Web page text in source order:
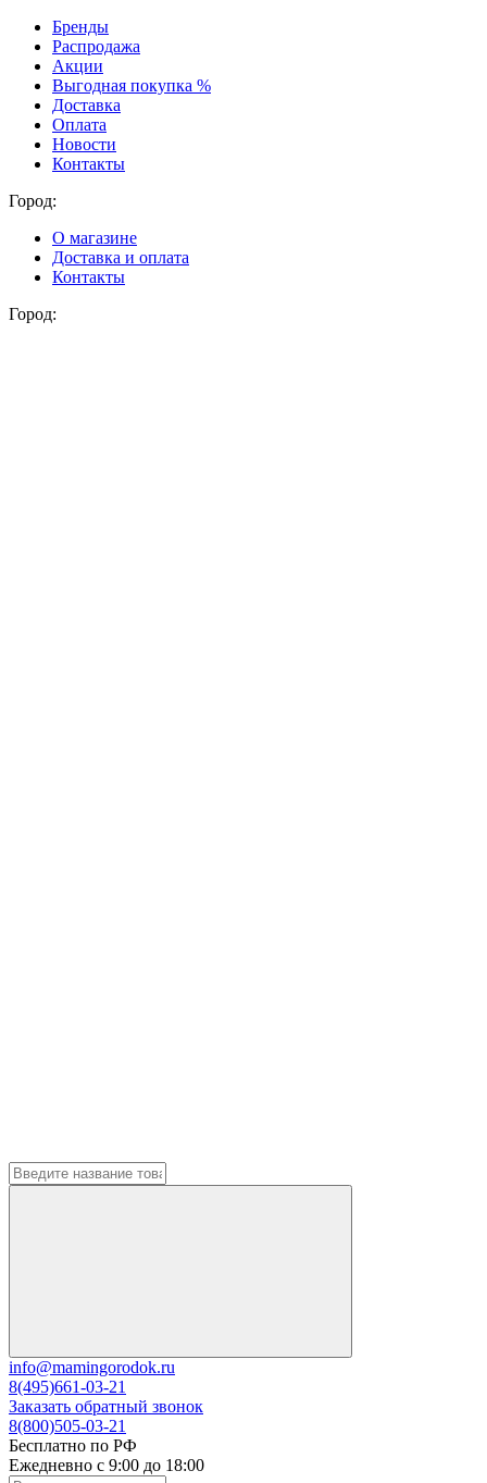
Бренды
Распродажа
Акции
Выгодная покупка %
Доставка
Оплата
Новости
Контакты
Город:
О магазине
Доставка и оплата
Контакты
Город:
info@mamingorodok.ru
8(495)661-03-21
Заказать обратный звонок
8(800)505-03-21
Бесплатно по РФ
Ежедневно с 9:00 до 18:00